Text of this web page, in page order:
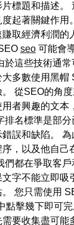
標題和描述。
起著關鍵作用
取經濟利潤的
seo 可能會
於這些技術通
多數使用黑帽
從SEO的角
者興趣的文本
排名標準是部
誤和缺陷。
，以及他自己
們都在爭取客
字不能立即吸
您只需使用
點擊幾下即可
要收集盡可能